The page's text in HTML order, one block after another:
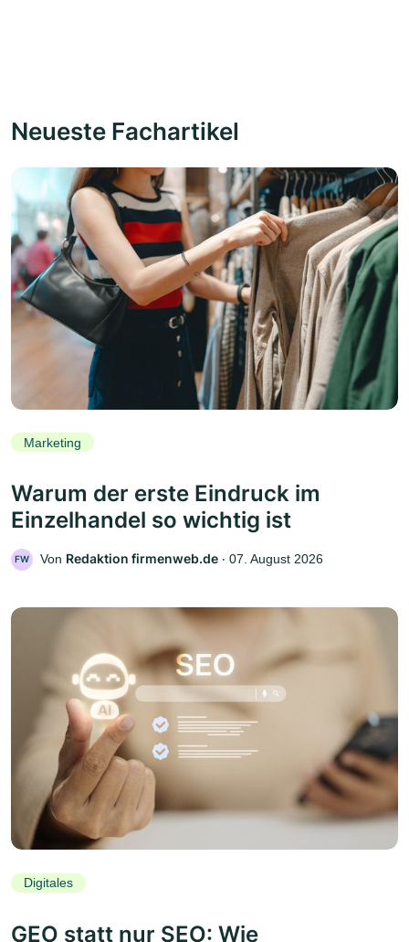
Neueste Fachartikel
Marketing
Warum der erste Eindruck im
Einzelhandel so wichtig ist
FW Von Redaktion firmenweb.de ‧ 07. August 2026
Digitales
GEO statt nur SEO: Wie